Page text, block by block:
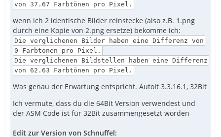
von 37.67 Farbtönen pro Pixel.
wenn ich 2 identische Bilder reinstecke (also z.B. 1.png
durch eine Kopie von 2.png ersetze) bekomme ich:
Die verglichenen Bilder haben eine Differenz von
0 Farbtönen pro Pixel.
Die verglichenen Bildstellen haben eine Differenz
von 62.63 Farbtönen pro Pixel.
Was genau der Erwartung entspricht. AutoIt 3.3.16.1, 32Bit
Ich vermute, dass du die 64Bit Version verwendest und
der ASM Code ist für 32Bit zusammengesetzt worden
Edit zur Version von Schnuffel: